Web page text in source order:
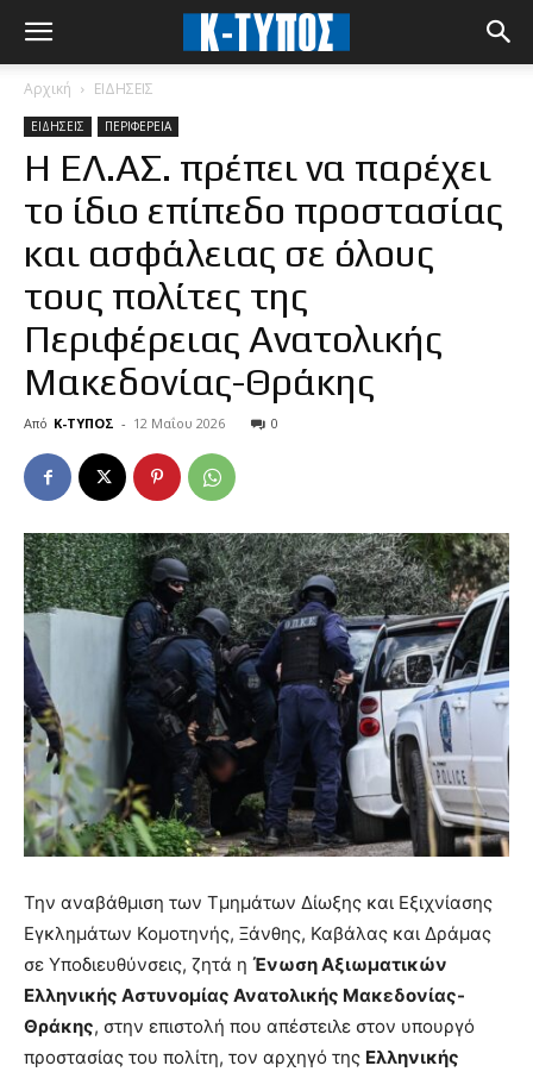
Αρχική ΕΙΔΗΣΕΙΣ
ΕΙΔΗΣΕΙΣ ΠΕΡΙΦΕΡΕΙΑ
Η ΕΛ.ΑΣ. πρέπει να παρέχει
το ίδιο επίπεδο προστασίας
και ασφάλειας σε όλους
τους πολίτες της
Περιφέρειας Ανατολικής
Μακεδονίας-Θράκης
Από Κ-ΤΥΠΟΣ - 12 Μαΐου 2026 0
Την αναβάθμιση των Τμημάτων Δίωξης και Εξιχνίασης
Εγκλημάτων Κομοτηνής, Ξάνθης, Καβάλας και Δράμας
σε Υποδιευθύνσεις, ζητά η Ένωση Αξιωματικών
Ελληνικής Αστυνομίας Ανατολικής Μακεδονίας-
Θράκης, στην επιστολή που απέστειλε στον υπουργό
προστασίας του πολίτη, τον αρχηγό της Ελληνικής